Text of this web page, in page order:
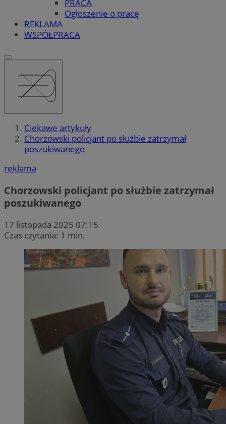
PRACA
Ogłoszenie o pracę
REKLAMA
WSPÓŁPRACA
Ciekawe artykuły
Chorzowski policjant po służbie zatrzymał
poszukiwanego
reklama
Chorzowski policjant po służbie zatrzymał
poszukiwanego
17 listopada 2025 07:15
Czas czytania: 1 min.